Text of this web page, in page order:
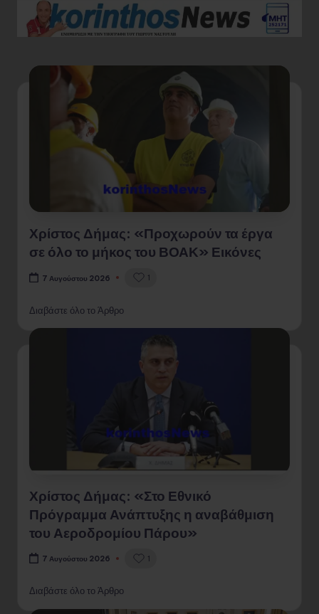
Χρίστος Δήμας: «Προχωρούν τα έργα
σε όλο το μήκος του ΒΟΑΚ» Εικόνες
7 Αυγούστου 2026 1
Διαβάστε όλο το Άρθρο
Χρίστος Δήμας: «Στο Εθνικό
Πρόγραμμα Ανάπτυξης η αναβάθμιση
του Αεροδρομίου Πάρου»
7 Αυγούστου 2026 1
Διαβάστε όλο το Άρθρο